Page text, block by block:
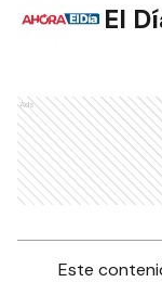
El
Ads
Este